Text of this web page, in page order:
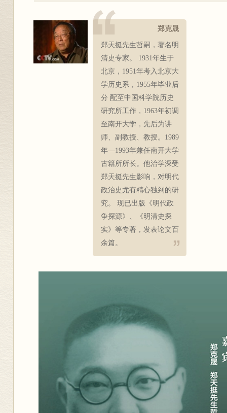
郑克晟
郑天挺先生哲嗣，著名明
清史专家。 1931年生于
北京，1951年考入北京大
学历史系，1955年毕业后
分 配至中国科学院历史
研究所工作，1963年初调
至南开大学，先后为讲
师、副教授、教授。1989
年—1993年兼任南开大学
古籍所所长。他治学深受
郑天挺先生影响，对明代
政治史尤有精心独到的研
究。 现已出版《明代政
争探源》、《明清史探
实》等专著，发表论文百
余篇。